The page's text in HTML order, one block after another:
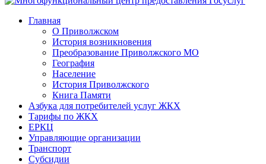
Главная
О Приволжском
История возникновения
Преобразование Приволжского МО
География
Население
История Приволжского
Книга Памяти
Азбука для потребителей услуг ЖКХ
Тарифы по ЖКХ
ЕРКЦ
Управляющие организации
Транспорт
Субсидии